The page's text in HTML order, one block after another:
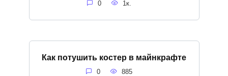
0 1к.
Как потушить костер в майнкрафте
0 885